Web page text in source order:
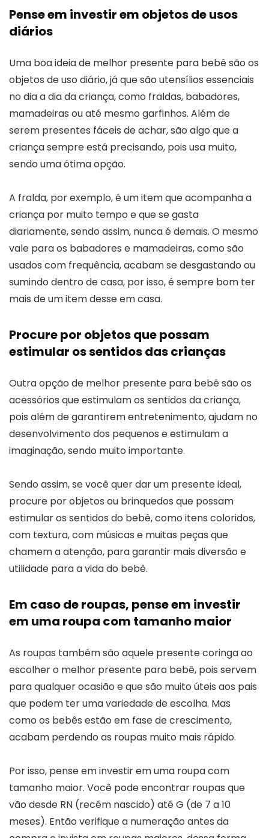
Pense em investir em objetos de usos
diários
Uma boa ideia de melhor presente para bebê são os
objetos de uso diário, já que são utensílios essenciais
no dia a dia da criança, como fraldas, babadores,
mamadeiras ou até mesmo garfinhos. Além de
serem presentes fáceis de achar, são algo que a
criança sempre está precisando, pois usa muito,
sendo uma ótima opção.
A fralda, por exemplo, é um item que acompanha a
criança por muito tempo e que se gasta
diariamente, sendo assim, nunca é demais. O mesmo
vale para os babadores e mamadeiras, como são
usados com frequência, acabam se desgastando ou
sumindo dentro de casa, por isso, é sempre bom ter
mais de um item desse em casa.
Procure por objetos que possam
estimular os sentidos das crianças
Outra opção de melhor presente para bebê são os
acessórios que estimulam os sentidos da criança,
pois além de garantirem entretenimento, ajudam no
desenvolvimento dos pequenos e estimulam a
imaginação, sendo muito importante.
Sendo assim, se você quer dar um presente ideal,
procure por objetos ou brinquedos que possam
estimular os sentidos do bebê, como itens coloridos,
com textura, com músicas e muitas peças que
chamem a atenção, para garantir mais diversão e
utilidade para a vida do bebê.
Em caso de roupas, pense em investir
em uma roupa com tamanho maior
As roupas também são aquele presente coringa ao
escolher o melhor presente para bebê, pois servem
para qualquer ocasião e que são muito úteis aos pais
que podem ter uma variedade de escolha. Mas
como os bebês estão em fase de crescimento,
acabam perdendo as roupas muito mais rápido.
Por isso, pense em investir em uma roupa com
tamanho maior. Você pode encontrar roupas que
vão desde RN (recém nascido) até G (de 7 a 10
meses). Então verifique a numeração antes da